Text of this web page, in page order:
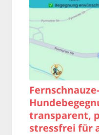
transparent,
stressfrei für